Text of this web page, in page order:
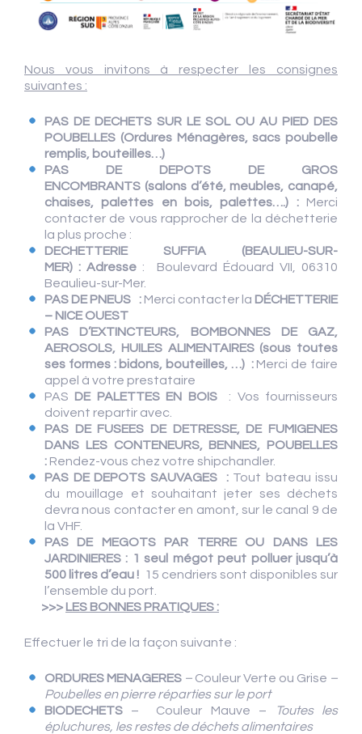
Nous vous invitons à respecter les consignes
suivantes :
PAS DE DECHETS SUR LE SOL OU AU PIED DES
POUBELLES (Ordures Ménagères, sacs poubelle
remplis, bouteilles…)
PAS DE DEPOTS DE GROS
ENCOMBRANTS (salons d’été, meubles, canapé,
chaises, palettes en bois, palettes….) : Merci
contacter de vous rapprocher de la déchetterie
la plus proche :
DECHETTERIE SUFFIA (BEAULIEU-SUR-
MER) :Adresse : Boulevard Édouard VII, 06310
Beaulieu-sur-Mer.
PAS DE PNEUS : Merci contacter la DÉCHETTERIE
– NICE OUEST
PAS D’EXTINCTEURS, BOMBONNES DE GAZ,
AEROSOLS, HUILES ALIMENTAIRES(sous toutes
ses formes : bidons, bouteilles, …) : Merci de faire
appel à votre prestataire
PAS DE PALETTES EN BOIS: Vos fournisseurs
doivent repartir avec.
PAS DE FUSEES DE DETRESSE, DE FUMIGENES
DANS LES CONTENEURS, BENNES, POUBELLES
: Rendez-vous chez votre shipchandler.
PAS DE DEPOTS SAUVAGES: Tout bateau issu
du mouillage et souhaitant jeter ses déchets
devra nous contacter en amont, sur le canal 9 de
la VHF.
PAS DE MEGOTS PAR TERRE OU
DANS LES
JARDINIERES : 1 seul mégot peut polluer jusqu’à
500 litres d’eau ! 15 cendriers sont disponibles sur
l’ensemble du port.
>>> LES BONNES PRATIQUES :
Effectuer le tri de la façon suivante :
ORDURES MENAGERES – Couleur Verte ou Grise –
Poubelles en pierre réparties sur le port
BIODECHETS – Couleur Mauve – Toutes les
épluchures, les restes de déchets alimentaires